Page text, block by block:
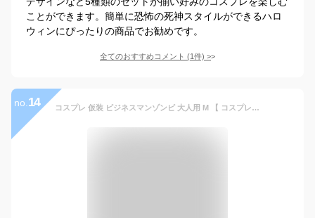
ことができます。簡単に恐怖の死神スタイルができるハロ
ウィンにぴったりの商品でお勧めです。
全てのおすすめコメント (1件) >
no. 14 コスプレ 仮装 ビジネスマンゾンビ 大人用 M 【 コスプレ 衣装 ハロウィン 仮装 コスチューム グロテスク 男性用 ホラー メンズ 余興 パーティーグッズ 怖い スプラッター 】